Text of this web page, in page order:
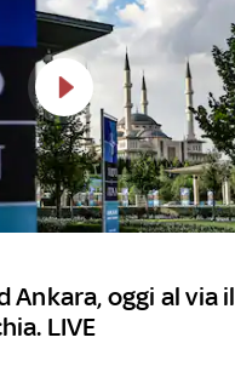
Ankara, oggi al via il
LIVE